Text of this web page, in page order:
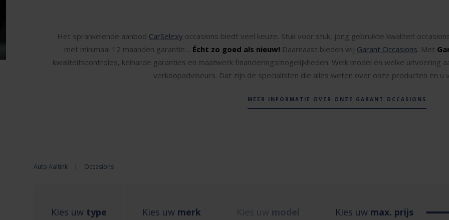
Het sprankelende aanbod CarSelexy occasions biedt veel keuze. Stuk voor stuk, jong gebruikte kwaliteit
met minimaal 12 maanden garantie… Écht zo goed als nieuw! Daarnaast bieden wij Garant Occasions. Met
kwaliteitscontroles, keiharde garanties en maatwerk financieringsmogelijkheden. Welk model en welke uitvoering
verkoopadviseurs. Dat zijn de specialisten die alles weten over onze producten en u
MEER INFORMATIE OVER ONZE GARANT OCCASIONS
Auto Aaltink | Occasions
Kies uw type Kies uw merk Kies uw model Kies uw max. prijs